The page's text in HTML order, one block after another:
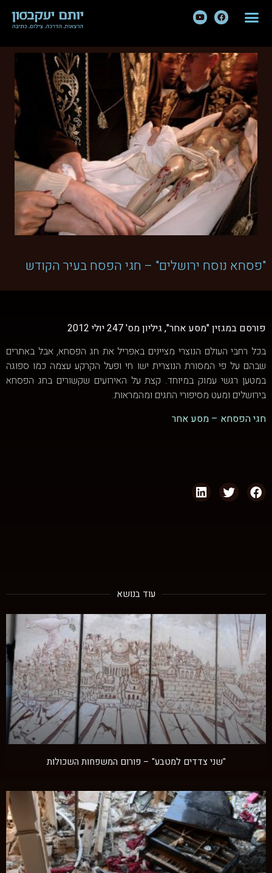
"פסחא נוסח ירושלים" – חגי הפסח בעיר הקודש
פורסם במגזין "מסע אחר", גיליון מס' 247 יולי 2012
בכל רחבי העולם הנוצרי מציינים באפריל את חג הפסחא, אבל באתרים
שבהם על פי המסורת הנוצרית ישו חי ופעל הקרקע עצמה כמו ספוגה
במטען רגשי עמוק במיוחד. קצת על האירועים שקשורים בחג הפסחא
בירושלים ומעט מסיפורי החגים ומהמראות.
חגי הפסחא – מסע אחר
עוד בנושא
"שני צדדים למטבע" – פורום המשפחות השכולות